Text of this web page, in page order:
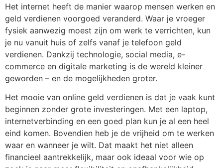
Het internet heeft de manier waarop mensen werken en
geld verdienen voorgoed veranderd. Waar je vroeger
fysiek aanwezig moest zijn om werk te verrichten, kun
je nu vanuit huis of zelfs vanaf je telefoon geld
verdienen. Dankzij technologie, social media, e-
commerce en digitale marketing is de wereld kleiner
geworden – en de mogelijkheden groter.
Het mooie van online geld verdienen is dat je vaak kunt
beginnen zonder grote investeringen. Met een laptop,
internetverbinding en een goed plan kun je al een heel
eind komen. Bovendien heb je de vrijheid om te werken
waar en wanneer je wilt. Dat maakt het niet alleen
financieel aantrekkelijk, maar ook ideaal voor wie op